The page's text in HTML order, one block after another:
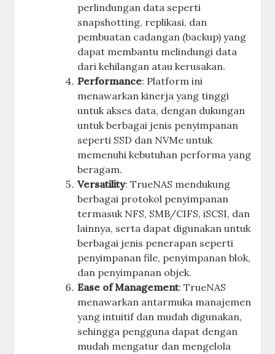
perlindungan data seperti
snapshotting, replikasi, dan
pembuatan cadangan (backup) yang
dapat membantu melindungi data
dari kehilangan atau kerusakan.
Performance: Platform ini
menawarkan kinerja yang tinggi
untuk akses data, dengan dukungan
untuk berbagai jenis penyimpanan
seperti SSD dan NVMe untuk
memenuhi kebutuhan performa yang
beragam.
Versatility: TrueNAS mendukung
berbagai protokol penyimpanan
termasuk NFS, SMB/CIFS, iSCSI, dan
lainnya, serta dapat digunakan untuk
berbagai jenis penerapan seperti
penyimpanan file, penyimpanan blok,
dan penyimpanan objek.
Ease of Management: TrueNAS
menawarkan antarmuka manajemen
yang intuitif dan mudah digunakan,
sehingga pengguna dapat dengan
mudah mengatur dan mengelola